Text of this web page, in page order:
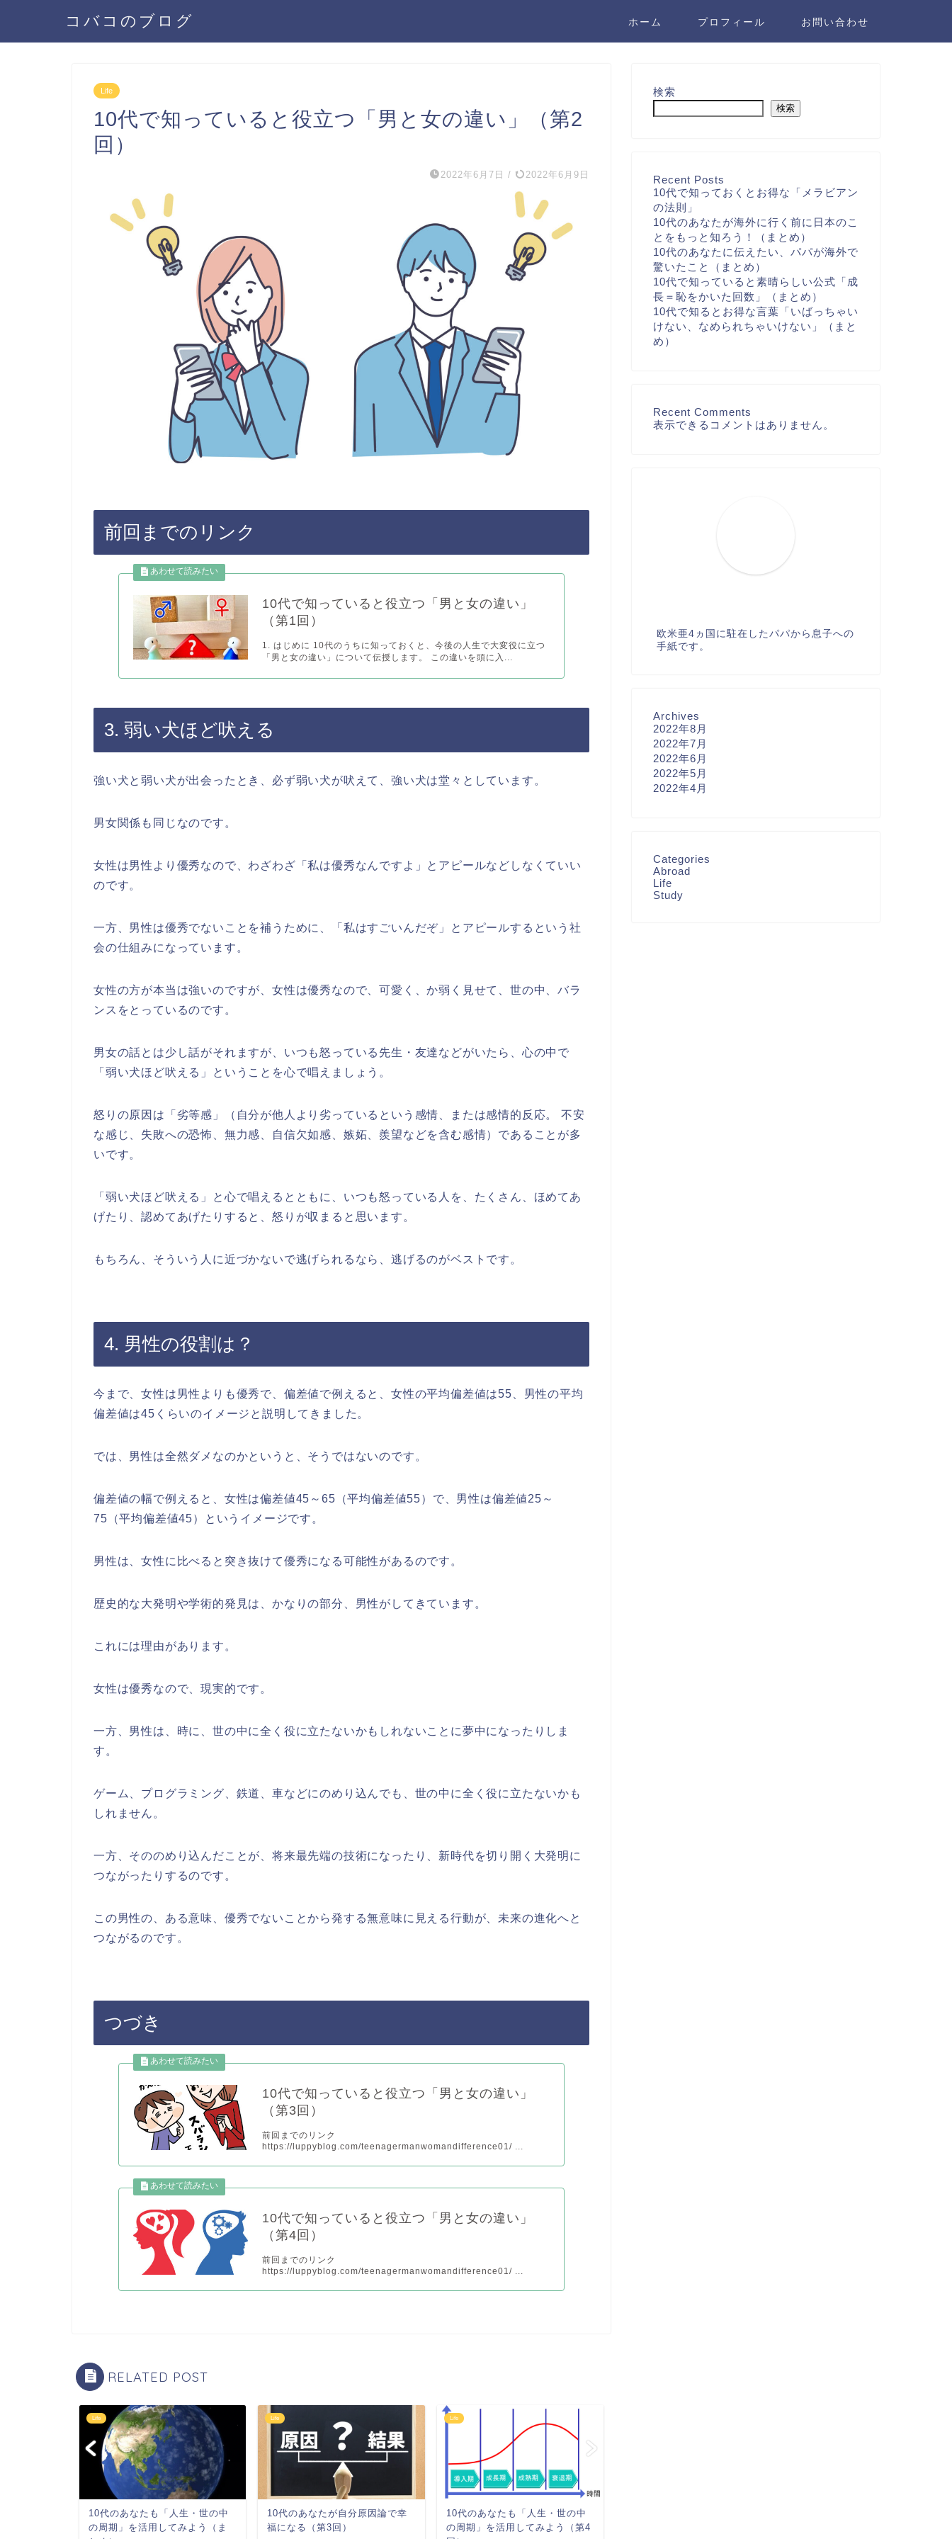
コバコのブログ ホーム プロフィール お問い合わせ
Life
10代で知っていると役立つ「男と女の違い」（第2
回）
2022年6月7日 / 2022年6月9日
前回までのリンク
10代で知っていると役立つ「男と女の違い」
（第1回）
1. はじめに 10代のうちに知っておくと、今後の人生で大変役に立つ
「男と女の違い」について伝授します。 この違いを頭に入...
3. 弱い犬ほど吠える
強い犬と弱い犬が出会ったとき、必ず弱い犬が吠えて、強い犬は堂々としています。
男女関係も同じなのです。
女性は男性より優秀なので、わざわざ「私は優秀なんですよ」とアピールなどしなくていい
のです。
一方、男性は優秀でないことを補うために、「私はすごいんだぞ」とアピールするという社
会の仕組みになっています。
女性の方が本当は強いのですが、女性は優秀なので、可愛く、か弱く見せて、世の中、バラ
ンスをとっているのです。
男女の話とは少し話がそれますが、いつも怒っている先生・友達などがいたら、心の中で
「弱い犬ほど吠える」ということを心で唱えましょう。
怒りの原因は「劣等感」（自分が他人より劣っているという感情、または感情的反応。 不安
な感じ、失敗への恐怖、無力感、自信欠如感、嫉妬、羨望などを含む感情）であることが多
いです。
「弱い犬ほど吠える」と心で唱えるとともに、いつも怒っている人を、たくさん、ほめてあ
げたり、認めてあげたりすると、怒りが収まると思います。
もちろん、そういう人に近づかないで逃げられるなら、逃げるのがベストです。
4. 男性の役割は？
今まで、女性は男性よりも優秀で、偏差値で例えると、女性の平均偏差値は55、男性の平均
偏差値は45くらいのイメージと説明してきました。
では、男性は全然ダメなのかというと、そうではないのです。
偏差値の幅で例えると、女性は偏差値45～65（平均偏差値55）で、男性は偏差値25～
75（平均偏差値45）というイメージです。
男性は、女性に比べると突き抜けて優秀になる可能性があるのです。
歴史的な大発明や学術的発見は、かなりの部分、男性がしてきています。
これには理由があります。
女性は優秀なので、現実的です。
一方、男性は、時に、世の中に全く役に立たないかもしれないことに夢中になったりしま
す。
ゲーム、プログラミング、鉄道、車などにのめり込んでも、世の中に全く役に立たないかも
しれません。
一方、そののめり込んだことが、将来最先端の技術になったり、新時代を切り開く大発明に
つながったりするのです。
この男性の、ある意味、優秀でないことから発する無意味に見える行動が、未来の進化へと
つながるのです。
つづき
10代で知っていると役立つ「男と女の違い」
（第3回）
前回までのリンク
https://luppyblog.com/teenagermanwomandifference01/ ...
10代で知っていると役立つ「男と女の違い」
（第4回）
前回までのリンク
https://luppyblog.com/teenagermanwomandifference01/ ...
RELATED POST
Life
10代のあなたも「人生・世の中
の周期」を活用してみよう（ま
Life
10代のあなたが自分原因論で幸
福になる（第3回）
Life
10代のあなたも「人生・世の中
の周期」を活用してみよう（第4
検索
検索
Recent Posts
10代で知っておくとお得な「メラビアン
の法則」
10代のあなたが海外に行く前に日本のこ
とをもっと知ろう！（まとめ）
10代のあなたに伝えたい、パパが海外で
驚いたこと（まとめ）
10代で知っていると素晴らしい公式「成
長＝恥をかいた回数」（まとめ）
10代で知るとお得な言葉「いばっちゃい
けない、なめられちゃいけない」（まと
め）
Recent Comments
表示できるコメントはありません。
欧米亜4ヵ国に駐在したパパから息子への
手紙です。
Archives
2022年8月
2022年7月
2022年6月
2022年5月
2022年4月
Categories
Abroad
Life
Study